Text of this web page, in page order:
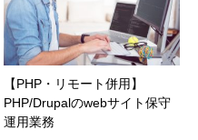
【PHP・リモート併用】
PHP/Drupalのwebサイト保守
運用業務